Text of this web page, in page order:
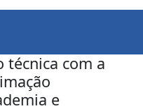
técnica com a
e